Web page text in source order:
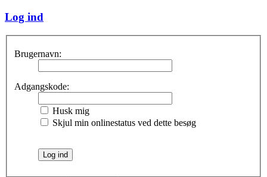
Log ind
Brugernavn:
Adgangskode:
Husk mig
Skjul min onlinestatus ved dette besøg